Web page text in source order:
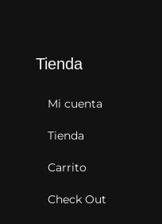
Tienda
Mi cuenta
Tienda
Carrito
Check Out